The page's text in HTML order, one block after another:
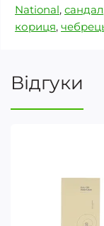
National, сандал
кориця,
Відгуки